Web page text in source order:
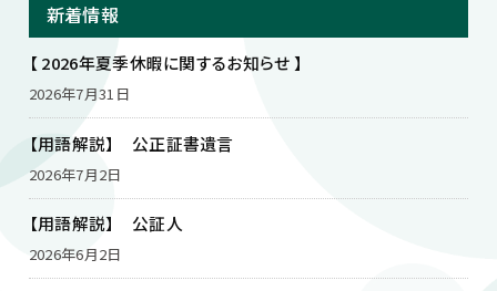
新着情報
【 2026年夏季休暇に関するお知らせ 】
2026年7月31日
【用語解説】 公正証書遺言
2026年7月2日
【用語解説】 公証人
2026年6月2日